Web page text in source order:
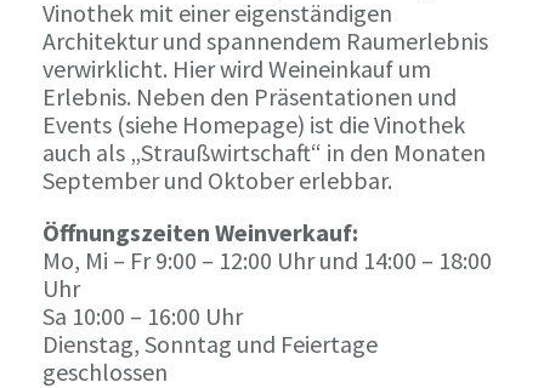
Vinothek mit einer eigenständigen
Architektur und spannendem Raumerlebnis
verwirklicht. Hier wird Weineinkauf um
Erlebnis. Neben den Präsentationen und
Events (siehe Homepage) ist die Vinothek
auch als „Straußwirtschaft“ in den Monaten
September und Oktober erlebbar.
Öffnungszeiten Weinverkauf:
Mo, Mi – Fr 9:00 – 12:00 Uhr und 14:00 – 18:00
Uhr
Sa 10:00 – 16:00 Uhr
Dienstag, Sonntag und Feiertage
geschlossen